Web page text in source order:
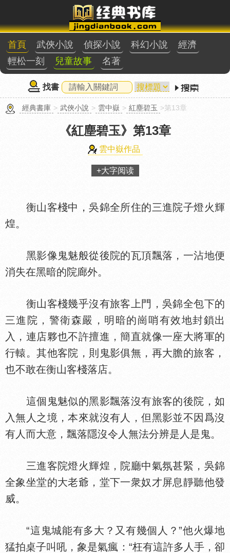
首頁 武俠小說 偵探小說 科幻小說
經濟
輕松一刻
兒童故事 名著
找書
經典書庫 > 武俠小說 > 雲中嶽 > 紅塵碧玉 >第13章
《紅塵碧玉》 第13章
雲中嶽作品
+大字阅读
衡山客棧中，吳錦全所住的三進院子燈火輝
煌。
黑影像鬼魅般從後院的瓦頂飄落，一沾地便
消失在黑暗的院廊外。
衡山客棧幾乎沒有旅客上門，吳錦全包下的
三進院，警衛森嚴，明暗的崗哨有效地封鎖出
入，連店夥也不許擅進，簡直就像一座大將軍的
行轅。其他客院，則鬼影俱無，再大膽的旅客，
也不敢在衡山客棧落店。
這個鬼魅似的黑影飄落沒有旅客的後院，如
入無人之境，本來就沒有人，但黑影並不因爲沒
有人而大意，飄落隱沒令人無法分辨是人是鬼。
三進客院燈火輝煌，院廳中氣氛甚緊，吳錦
全象坐堂的大老爺，堂下一衆奴才屏息靜聽他發
威。
“這鬼城能有多大？又有幾個人？”他火爆地
猛拍桌子叫吼，象是氣瘋：“枉有這許多人手，卻